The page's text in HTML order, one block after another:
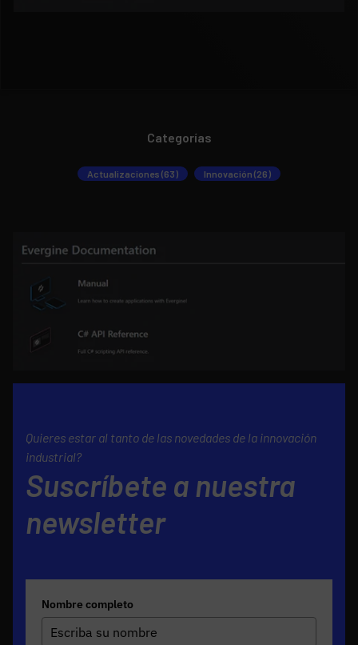
Categorías
Actualizaciones (63) Innovación (26)
Quieres estar al tanto de las novedades de la innovación
industrial?
Suscríbete a nuestra
newsletter
Nombre completo